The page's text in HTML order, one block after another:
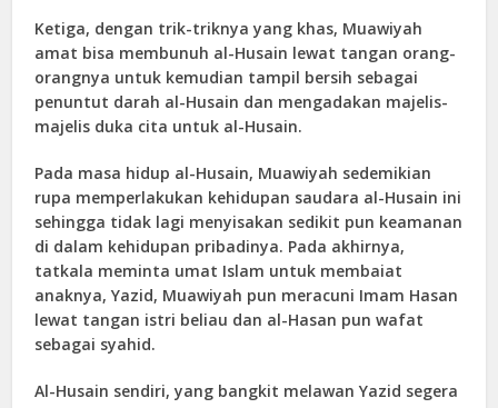
Ketiga, dengan trik-triknya yang khas, Muawiyah
amat bisa membunuh al-Husain lewat tangan orang-
orangnya untuk kemudian tampil bersih sebagai
penuntut darah al-Husain dan mengadakan majelis-
majelis duka cita untuk al-Husain.
Pada masa hidup al-Husain, Muawiyah sedemikian
rupa memperlakukan kehidupan saudara al-Husain ini
sehingga tidak lagi menyisakan sedikit pun keamanan
di dalam kehidupan pribadinya. Pada akhirnya,
tatkala meminta umat Islam untuk membaiat
anaknya, Yazid, Muawiyah pun meracuni Imam Hasan
lewat tangan istri beliau dan al-Hasan pun wafat
sebagai syahid.
Al-Husain sendiri, yang bangkit melawan Yazid segera